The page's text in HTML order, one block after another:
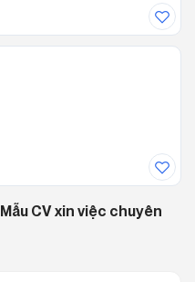
Mẫu CV xin việc chuyên